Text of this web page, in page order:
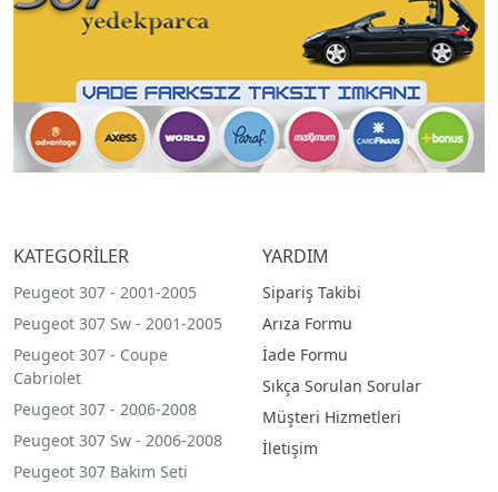
KATEGORİLER
Peugeot 307 - 2001-2005
Peugeot 307 Sw - 2001-2005
Peugeot 307 - Coupe
Cabriolet
Peugeot 307 - 2006-2008
Peugeot 307 Sw - 2006-2008
Peugeot 307 Bakim Seti
YARDIM
Sipariş Takibi
Arıza Formu
İade Formu
Sıkça Sorulan Sorular
Müşteri Hizmetleri
İletişim